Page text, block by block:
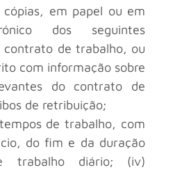
em papel ou em
dos seguintes
contrato de trabalho, ou
com informação sobre
do contrato de
de retribuição;
de trabalho, com
do fim e da duração
trabalho diário; (iv)